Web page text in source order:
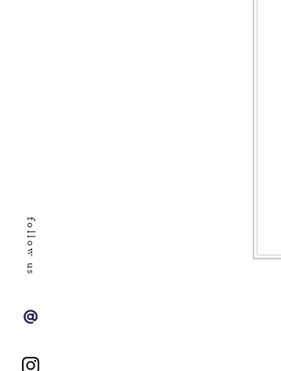
follow us